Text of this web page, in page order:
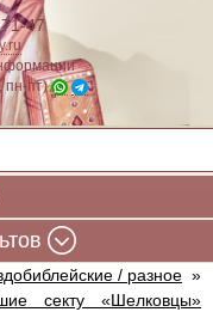
71-47
пн-пт)
/ разное »
секту «Шелковцы»